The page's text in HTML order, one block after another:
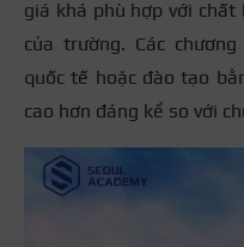
giá khá phù hợp với
của trường. Các
quốc tế hoặc đào tạo
cao hơn đáng kể so với